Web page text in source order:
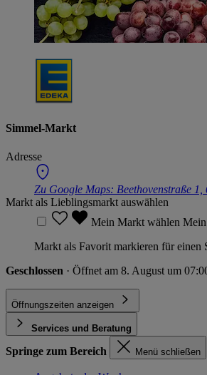
Simmel-Markt
Adresse
Zu Google Maps: Beethovenstraße
Markt als Lieblingsmarkt auswählen
Mein Markt wählen
Markt als Favorit markieren für einen
Geschlossen · Öffnet am 8. August um
Öffnungszeiten anzeigen
Services und Beratung
Springe zum Bereich Menü schließen